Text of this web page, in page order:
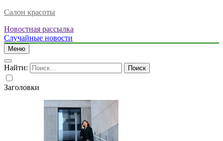
Салон красоты
Новостная рассылка
Случайные новости
Меню
Найти:
Заголовки